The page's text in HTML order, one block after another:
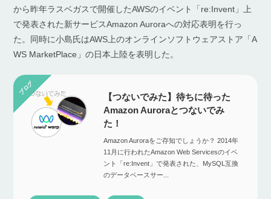
から昨年ラスベガスで開催したAWSのイベント「re:Invent」上
で発表された新サービスAmazon Auroraへの対応表明を行っ
た。同時に小島氏はAWS上のオンラインソフトウェアストア「A
WS MarketPlace」の日本上陸を表明した。
【つないでみた】待ちに待った
Amazon Auroraとつないでみ
た！
Amazon Auroraをご存知でしょうか？ 2014年
11月に行われたAmazon Web Servicesのイベ
ント「re:Invent」で発表された、MySQL互換
のデータベースサー...